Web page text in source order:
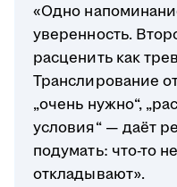
«Одно
уверенность.
расценить как
Транслирование
„очень нужно“,
условия“ — даёт
подумать: что-то
откладывают».